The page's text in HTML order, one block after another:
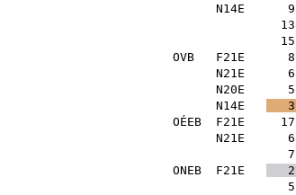
N14E 9
13
15
OVB F21E 8
N21E 6
N20E 5
N14E
3
OÉEB F21E 17
N21E 6
7
ONEB F21E 2
5